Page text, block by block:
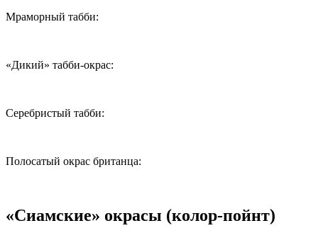
Мраморный табби:
«Дикий» табби-окрас:
Серебристый табби:
Полосатый окрас британца:
«Сиамские» окрасы (колор-пойнт)